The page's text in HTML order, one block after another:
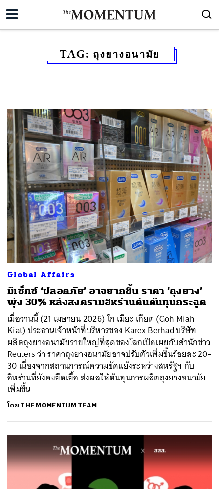
TAG: ถุงยางอนามัย
Global Affairs
มีเซ็กซ์ ‘ปลอดภัย’ อาจยากขึ้น ราคา ‘ถุงยาง’
พุ่ง 30% หลังสงครามอิหร่านดันต้นทุนกระฉูด
เมื่อวานนี้ (21 เมษายน 2026) โก เมียะ เกียต (Goh Miah
Kiat) ประธานเจ้าหน้าที่บริหารของ Karex Berhad บริษัท
ผลิตถุงยางอนามัยรายใหญ่ที่สุดของโลกเปิดเผยกับสำนักข่าว
Reuters ว่า ราคาถุงยางอนามัยอาจปรับตัวเพิ่มขึ้นร้อยละ 20-
30 เนื่องจากสถานการณ์ความขัดแย้งระหว่างสหรัฐฯ กับ
อิหร่านที่ยังคงยืดเยื้อ ส่งผลให้ต้นทุนการผลิตถุงยางอนามัย
เพิ่มขึ้น
โดย THE MOMENTUM TEAM